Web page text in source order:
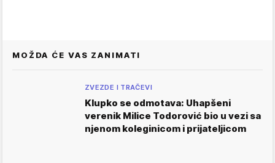
MOŽDA ĆE VAS ZANIMATI
ZVEZDE I TRAČEVI
Klupko se odmotava: Uhapšeni
verenik Milice Todorović bio u vezi sa
njenom koleginicom i prijateljicom